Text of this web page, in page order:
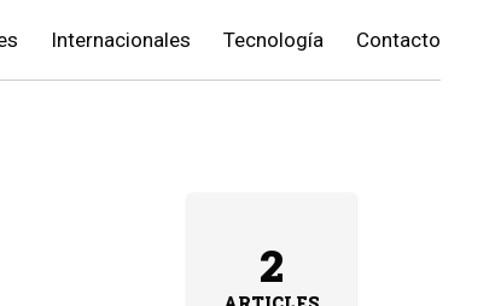
Internacionales Tecnología Contacto
2